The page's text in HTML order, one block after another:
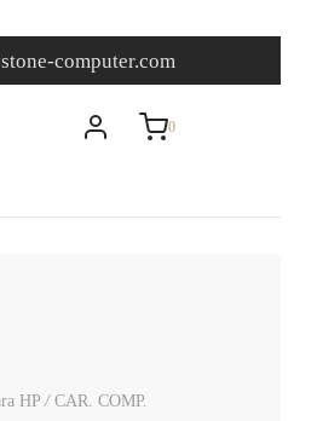
computer.com
0
HP /CAR. COMP.